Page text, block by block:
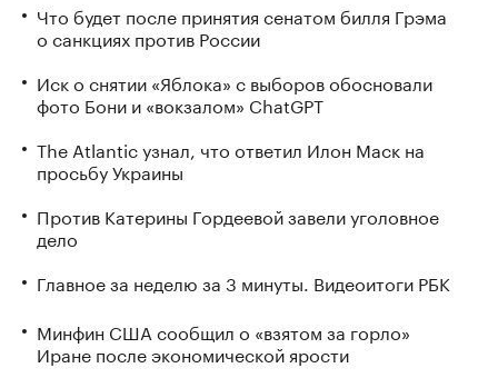
Что будет после принятия сенатом билля Грэма
о санкциях против России
Иск о снятии «Яблока» с выборов обосновали
фото Бони и «вокзалом» ChatGPT
The Atlantic узнал, что ответил Илон Маск на
просьбу Украины
Против Катерины Гордеевой завели уголовное
дело
Главное за неделю за 3 минуты. Видеоитоги РБК
Минфин США сообщил о «взятом за горло»
Иране после экономической ярости